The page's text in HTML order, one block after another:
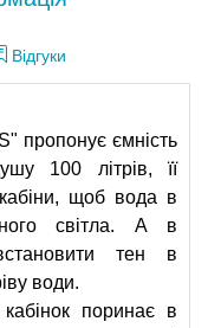
Відгуки
пропонує ємність
100 літрів, її
щоб вода в
світла. А в
тен в
води.
поринає в